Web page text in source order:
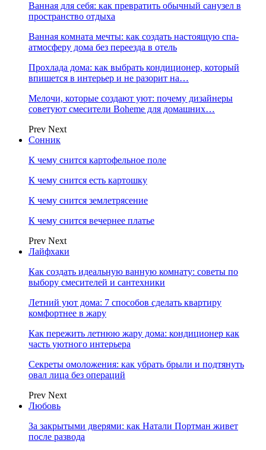
Ванная для себя: как превратить обычный санузел в
пространство отдыха
Ванная комната мечты: как создать настоящую спа-
атмосферу дома без переезда в отель
Прохлада дома: как выбрать кондиционер, который
впишется в интерьер и не разорит на…
Мелочи, которые создают уют: почему дизайнеры
советуют смесители Boheme для домашних…
Prev Next
Сонник
К чему снится картофельное поле
К чему снится есть картошку
К чему снится землетрясение
К чему снится вечернее платье
Prev Next
Лайфхаки
Как создать идеальную ванную комнату: советы по
выбору смесителей и сантехники
Летний уют дома: 7 способов сделать квартиру
комфортнее в жару
Как пережить летнюю жару дома: кондиционер как
часть уютного интерьера
Секреты омоложения: как убрать брыли и подтянуть
овал лица без операций
Prev Next
Любовь
За закрытыми дверями: как Натали Портман живет
после развода